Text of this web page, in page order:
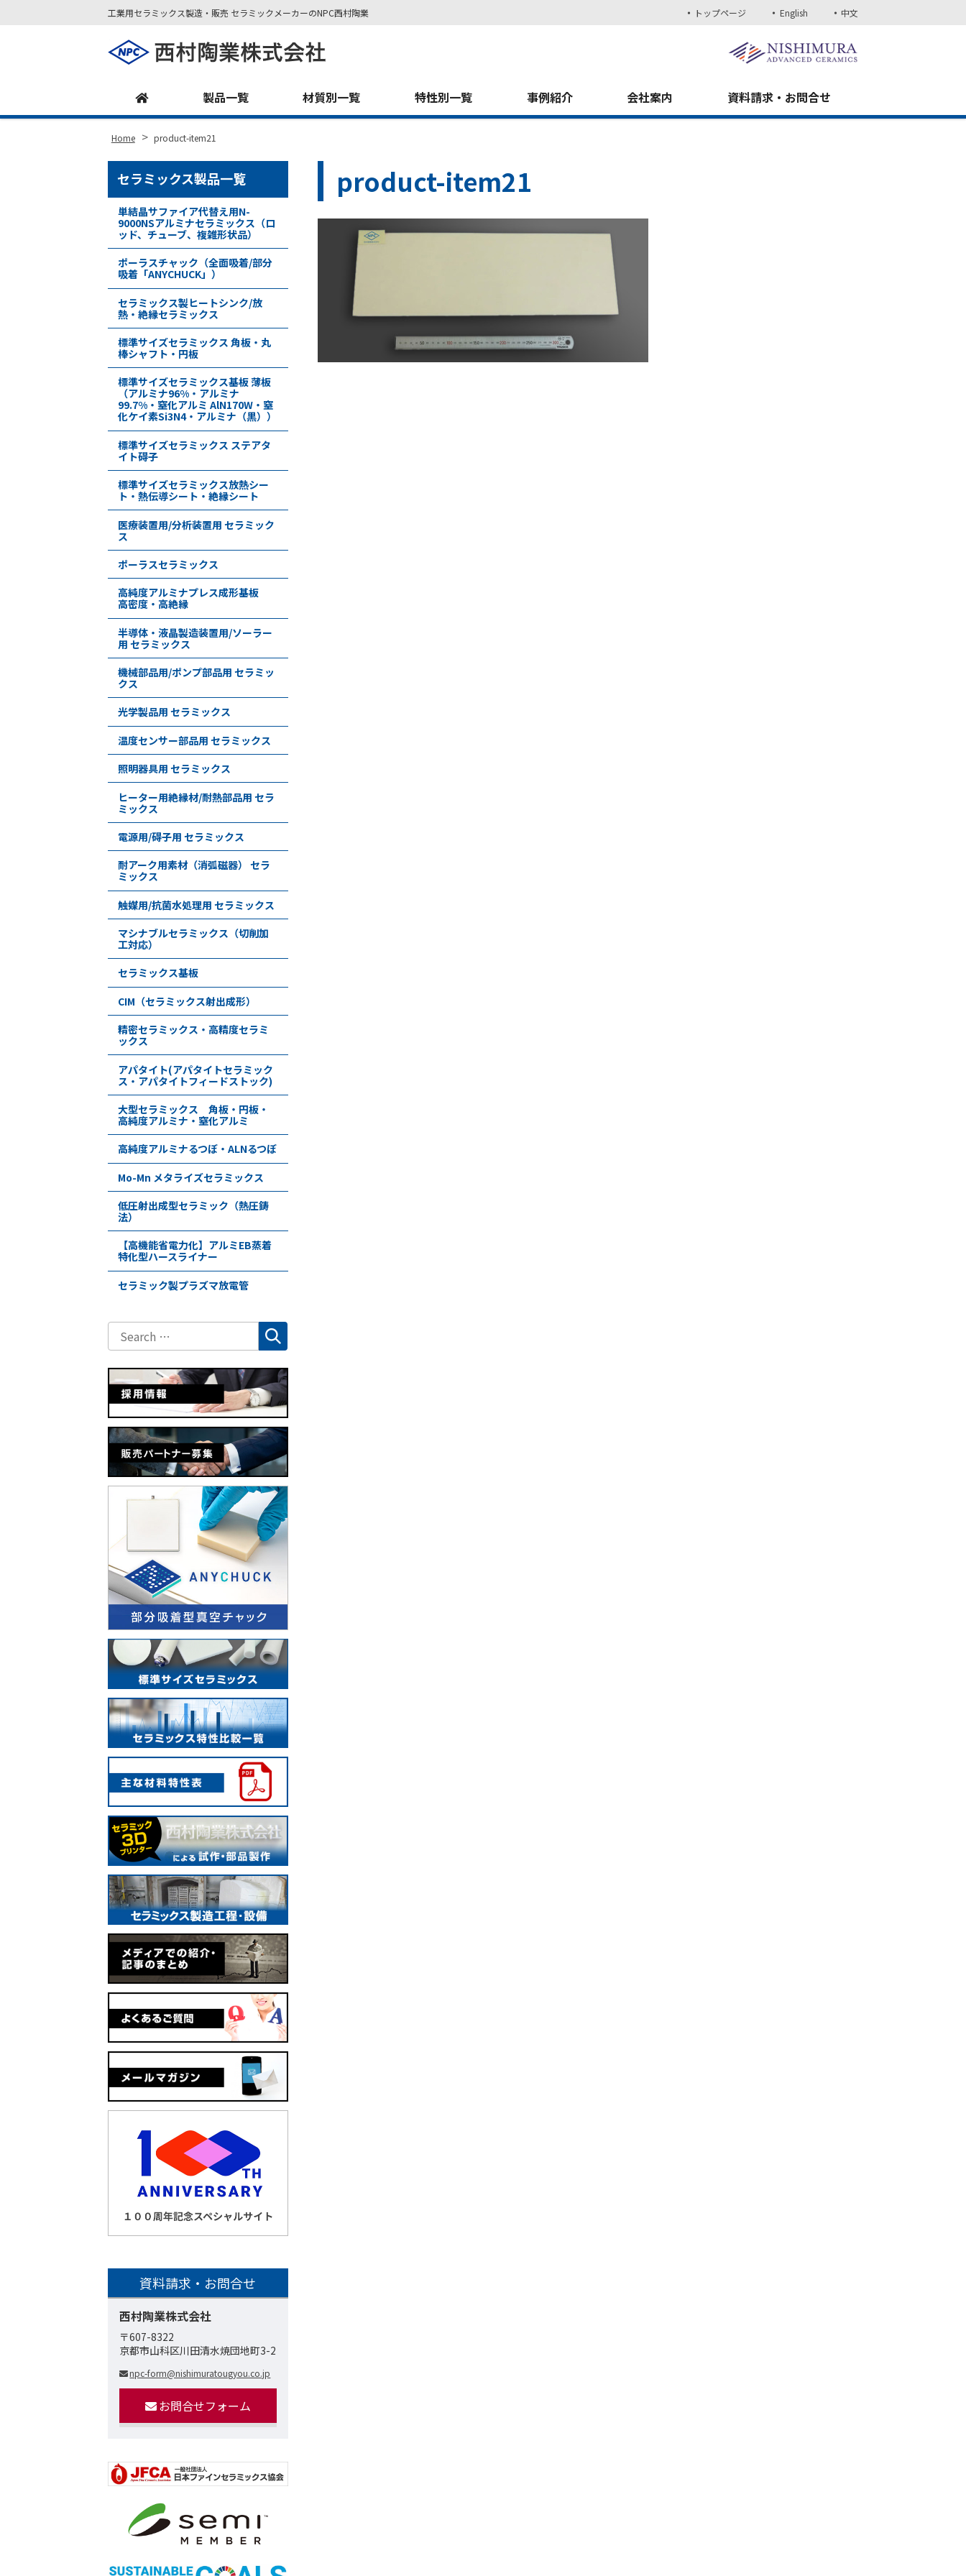
工業用セラミックス製造・販売 セラミックメーカーのNPC西村陶業 トップページ English 中文
製品一覧 材質別一覧 特性別一覧 事例紹介 会社案内 資料請求・お問合せ
Home > product-item21
product-item21
セラミックス製品一覧
単結晶サファイア代替え用N-
9000NSアルミナセラミックス（ロ
ッド、チューブ、複雑形状品）
ポーラスチャック（全面吸着/部分
吸着「ANYCHUCK」）
セラミックス製ヒートシンク/放
熱・絶縁セラミックス
標準サイズセラミックス 角板・丸
棒シャフト・円板
標準サイズセラミックス基板 薄板
（アルミナ96%・アルミナ
99.7%・窒化アルミ AlN170W・窒
化ケイ素Si3N4・アルミナ（黒））
標準サイズセラミックス ステアタ
イト碍子
標準サイズセラミックス放熱シー
ト・熱伝導シート・絶縁シート
医療装置用/分析装置用 セラミック
ス
ポーラスセラミックス
高純度アルミナプレス成形基板
高密度・高絶縁
半導体・液晶製造装置用/ソーラー
用 セラミックス
機械部品用/ポンプ部品用 セラミッ
クス
光学製品用 セラミックス
温度センサー部品用 セラミックス
照明器具用 セラミックス
ヒーター用絶縁材/耐熱部品用 セラ
ミックス
電源用/碍子用 セラミックス
耐アーク用素材（消弧磁器） セラ
ミックス
触媒用/抗菌水処理用 セラミックス
マシナブルセラミックス（切削加
工対応）
セラミックス基板
CIM（セラミックス射出成形）
精密セラミックス・高精度セラミ
ックス
アパタイト(アパタイトセラミック
ス・アパタイトフィードストック)
大型セラミックス 角板・円板・
高純度アルミナ・窒化アルミ
高純度アルミナるつぼ・ALNるつぼ
Mo-Mn メタライズセラミックス
低圧射出成型セラミック（熱圧鋳
法）
【高機能省電力化】アルミEB蒸着
特化型ハースライナー
セラミック製プラズマ放電管
資料請求・お問合せ
西村陶業株式会社
〒607-8322
京都市山科区川田清水焼団地町3-2
npc-form@nishimuratougyou.co.jp
お問合せフォーム